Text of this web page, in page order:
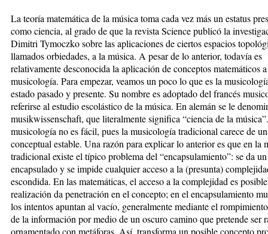
La teoría matemática de la música toma cada vez más un estatus
como ciencia, al grado de que la revista Science publicó la
Dimitri Tymoczko sobre las aplicaciones de ciertos espacios
llamados orbiedades, a la música. A pesar de lo anterior, todavía es
relativamente desconocida la aplicación de conceptos matemáticos
musicología. Para empezar, veamos un poco lo que es la
estado pasado y presente. Su nombre es adoptado del francés
referirse al estudio escolástico de la música. En alemán se le
musikwissenschaft, que literalmente significa “ciencia de la
musicología no es fácil, pues la musicología tradicional carece de
conceptual estable. Una razón para explicar lo anterior es que en la
tradicional existe el típico problema del “encapsulamiento”: se da
encapsulado y se impide cualquier acceso a la (presunta)
escondida. En las matemáticas, el acceso a la complejidad es
realización da penetración en el concepto; en el encapsulamiento
los intentos apuntan al vacío, generalmente mediante el
de la información por medio de un oscuro camino que pretende ser
ornamentado con metáforas. Así, transforma un posible concepto